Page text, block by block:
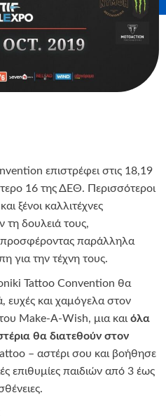
επιστρέφει στις 18,19
16 της ΔΕΘ. Περισσότεροι
ξένοι καλλιτέχνες
τη δουλειά τους,
προσφέροντας παράλληλα
για την τέχνη τους.
Tattoo Convention θα
και χαμόγελα στον
Make-A-Wish, μια καιόλα
θα διατεθούν στον
– αστέρι σου και βοήθησε
επιθυμίες παιδιών από 3 έως